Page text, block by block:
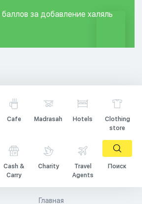
баллов за добавление халяль
Cafe Madrasah Hotels
Clothing
store
Cash &
Carry
Charity
Travel
Agents
Поиск
Главная